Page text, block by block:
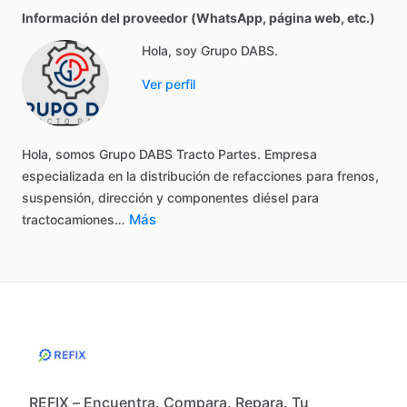
Información del proveedor (WhatsApp, página web, etc.)
Hola, soy Grupo DABS.
Ver perfil
Hola, somos Grupo DABS Tracto Partes. Empresa
especializada en la distribución de refacciones para frenos,
suspensión, dirección y componentes diésel para
tractocamiones… Más
REFIX – Encuentra. Compara. Repara. Tu